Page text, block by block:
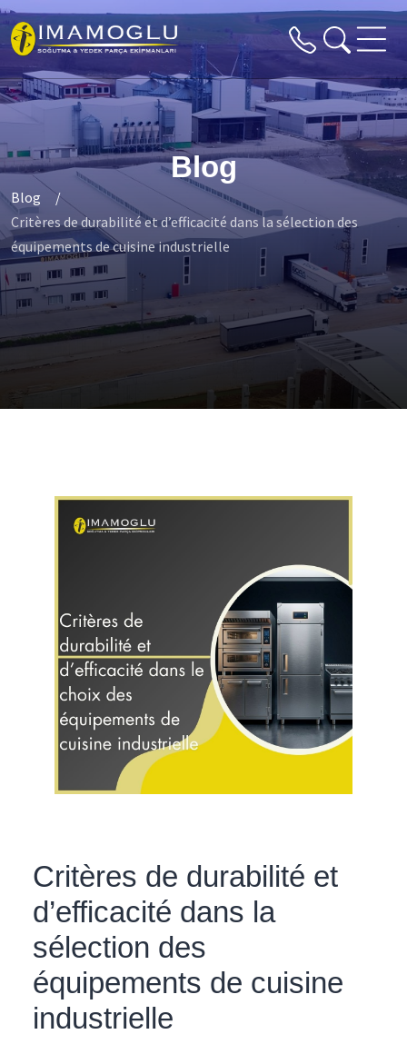
Blog
Blog
Critères de durabilité et d’efficacité dans la sélection des
équipements de cuisine industrielle
Critères de durabilité et
d’efficacité dans la
sélection des
équipements de cuisine
industrielle